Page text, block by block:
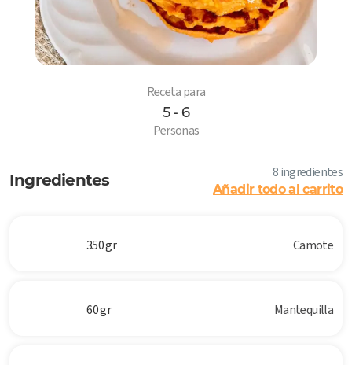
Receta para
5 - 6
Personas
Ingredientes 8 ingredientes
Añadir todo al carrito
350 gr Camote
60 gr Mantequilla